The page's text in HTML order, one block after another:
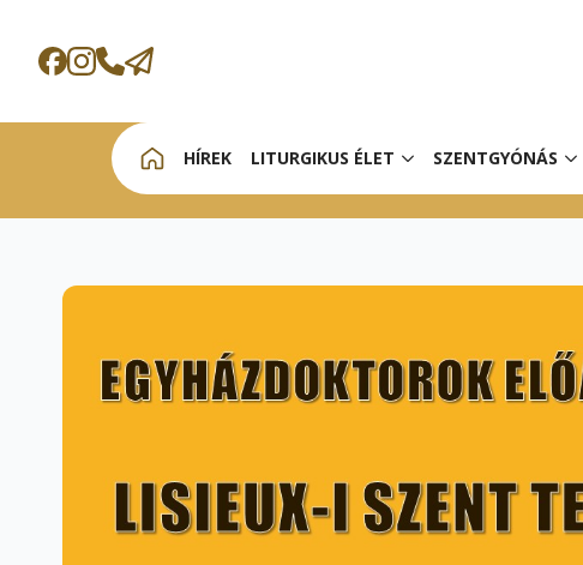
HÍREK LITURGIKUS ÉLET SZENTGYÓNÁS